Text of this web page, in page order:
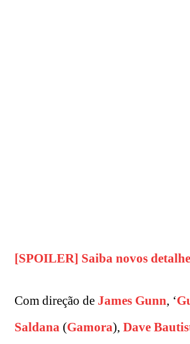
[SPOILER] Saiba novos
Com direção de James Gunn, ‘
Saldana (Gamora), Dave